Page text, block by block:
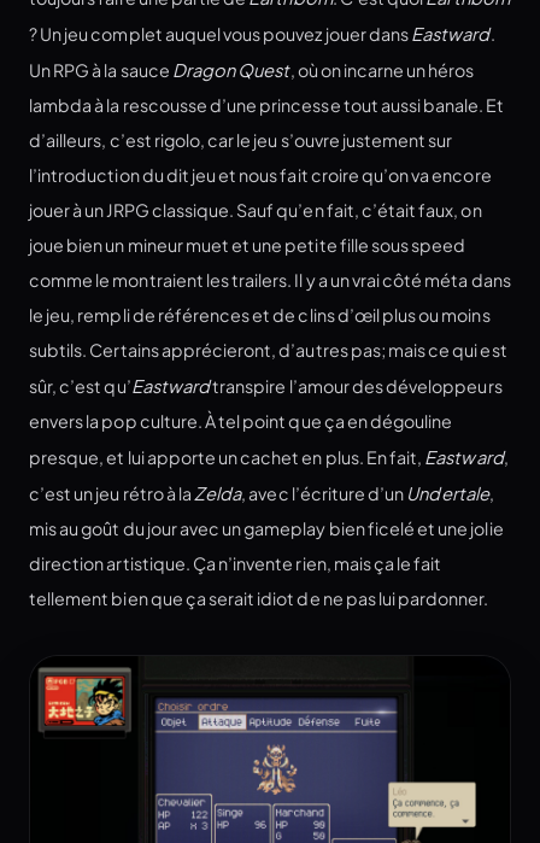
? Un jeu complet auquel vous pouvez jouer dansEastward.
Un RPG à la sauce Dragon Quest, où on incarne un héros
lambda à la rescousse d’une princesse tout aussi banale. Et
d’ailleurs, c’est rigolo, car le jeu s’ouvre justement sur
l’introduction du dit jeu et nous fait croire qu’on va encore
jouer à un JRPG classique. Sauf qu’en fait, c’était faux, on
joue bien un mineur muet et une petite fille sous speed
comme le montraient les trailers. Il y a un vrai côté méta dans
le jeu, rempli de références et de clins d’œil plus ou moins
subtils. Certains apprécieront, d’autres pas; mais ce qui est
sûr, c’est qu’Eastwardtranspire l’amour des développeurs
envers la pop culture. À tel point que ça en dégouline
presque, et lui apporte un cachet en plus. En fait, Eastward,
c’est un jeu rétro à la Zelda, avec l’écriture d’un Undertale,
mis au goût du jour avec un gameplay bien ficelé et une jolie
direction artistique. Ça n’invente rien, mais ça le fait
tellement bien que ça serait idiot de ne pas lui pardonner.